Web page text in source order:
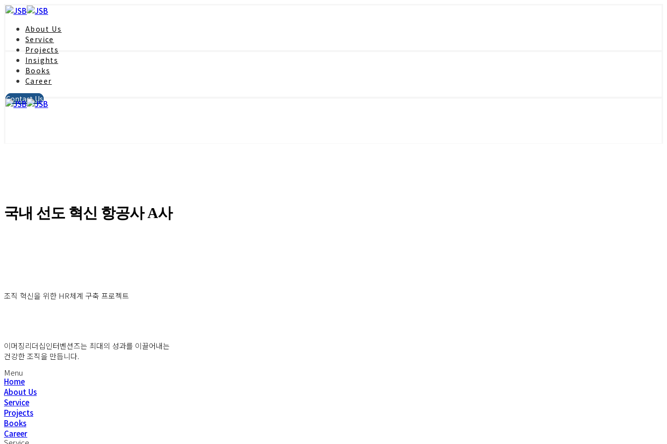
About Us
Service
Projects
Insights
Books
Career
Contact Us
국내 선도 혁신 항공사 A사
조직 혁신을 위한 HR체계 구축 프로젝트
이머징리더십인터벤션즈는 최대의 성과를 이끌어내는
건강한 조직을 만듭니다.
Menu
Home
About Us
Service
Projects
Books
Career